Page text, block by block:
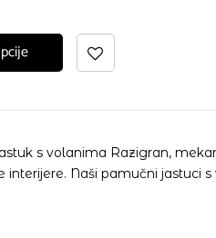
s volanima Razigran,
interijere. Naši pamučni jastuci